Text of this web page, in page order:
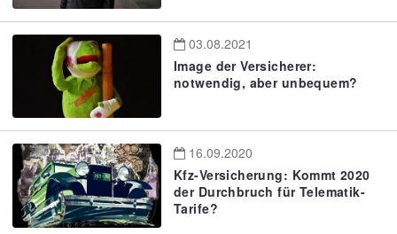
03.08.2021
Image der Versicherer:
notwendig, aber unbequem?
16.09.2020
Kfz-Versicherung: Kommt 2020
der Durchbruch für Telematik-
Tarife?